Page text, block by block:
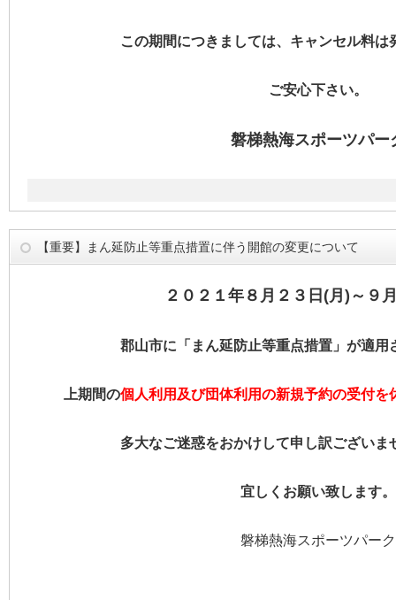
この期間につきましては、キャンセル料は
ご安心下さい。
磐梯熱海スポーツパー
【重要】まん延防止等重点措置に伴う開館の変更について
２０２１年８月２３日(月)～９
郡山市に「まん延防止等重点措置」が適用
上期間の個人利用及び団体利用の新規予約の受付を
多大なご迷惑をおかけして申し訳ございま
宜しくお願い致します。
磐梯熱海スポーツパーク